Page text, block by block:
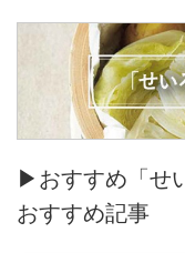
▶おすすめ「せ
おすすめ記事